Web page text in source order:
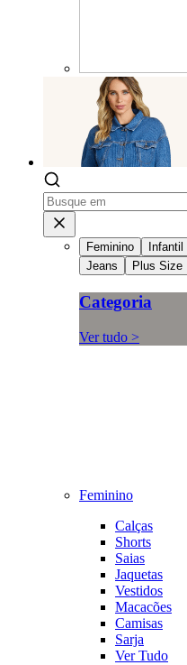
Feminino Infantil
Jeans
Plus Size
Categoria
Ver tudo >
Feminino
Calças
Shorts
Saias
Jaquetas
Vestidos
Macacões
Camisas
Sarja
Ver Tudo